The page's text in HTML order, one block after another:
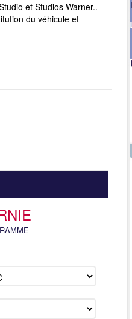
et Studios Warner..
du véhicule et